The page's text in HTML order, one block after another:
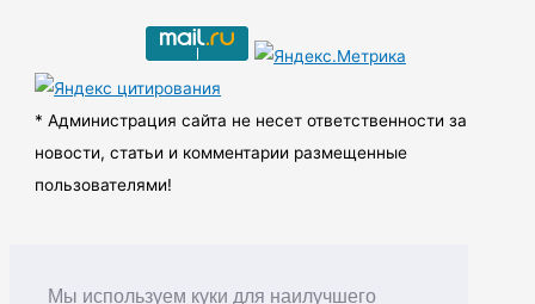
Мы используем куки для наилучшего
ы
* Администрация сайта не несет ответственности за
новости, статьи и комментарии размещенные
пользователями!